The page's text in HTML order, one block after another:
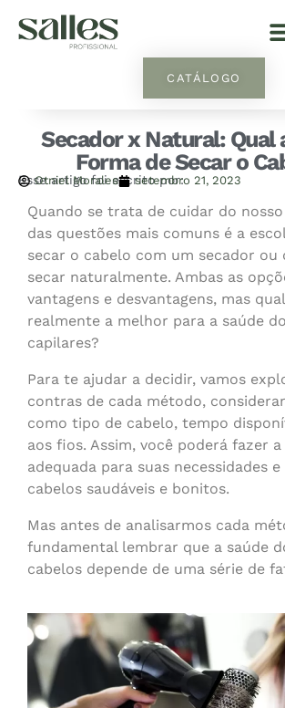
CATÁLOGO
Secador x Natural: Qual
Forma de Secar o
Esse artigo foi escrito por:
Otniel Morales setembro 21, 2023
Quando se trata de cuidar do
das questões mais comuns é a
secar o cabelo com um secador ou
secar naturalmente. Ambas as
vantagens e desvantagens, mas
realmente a melhor para a saúde
capilares?
Para te ajudar a decidir, vamos
contras de cada método,
como tipo de cabelo, tempo
aos fios. Assim, você poderá fazer
adequada para suas necessidades
cabelos saudáveis e bonitos.
Mas antes de analisarmos cada
fundamental lembrar que a saúde
cabelos depende de uma série de